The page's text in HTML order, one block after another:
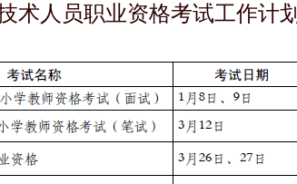
术人员职业资格考试工作计划